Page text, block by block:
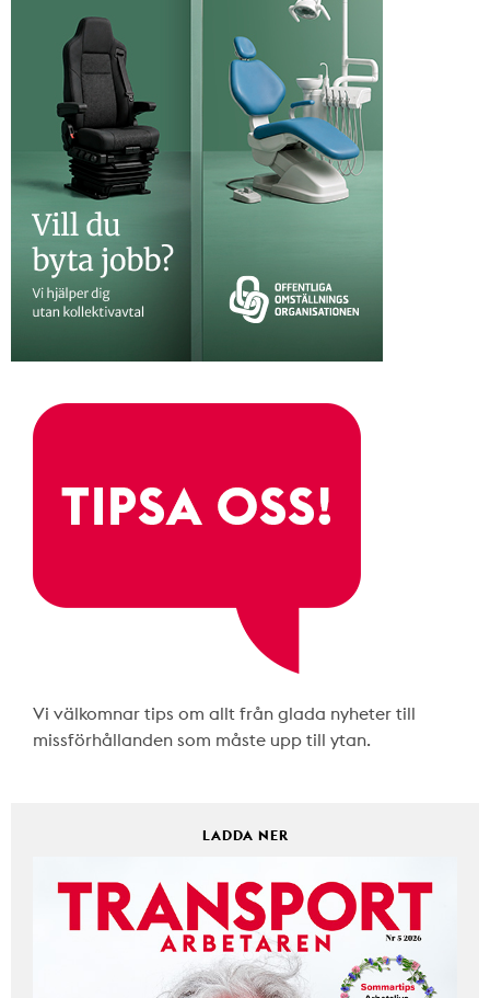
Vi välkomnar tips om allt från glada nyheter till
missförhållanden som måste upp till ytan.
LADDA NER